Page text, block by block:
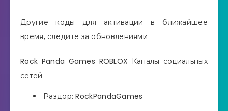
Другие коды для активации в ближайшее
время, следите за обновлениями
Rock Panda Games ROBLOX Каналы социальных
сетей
Раздор: RockPandaGames